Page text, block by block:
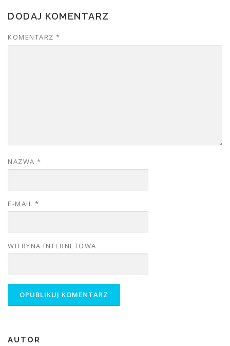
DODAJ KOMENTARZ
KOMENTARZ *
NAZWA *
E-MAIL *
WITRYNA INTERNETOWA
AUTOR